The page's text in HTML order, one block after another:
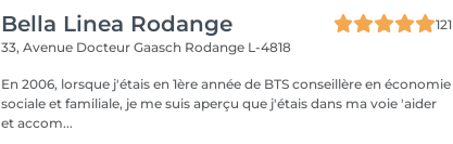
Bella Linea Rodange
121
33, Avenue Docteur Gaasch Rodange L-4818
En 2006, lorsque j'étais en 1ère année de BTS conseillère en économie
sociale et familiale, je me suis aperçu que j'étais dans ma voie 'aider
et accom...